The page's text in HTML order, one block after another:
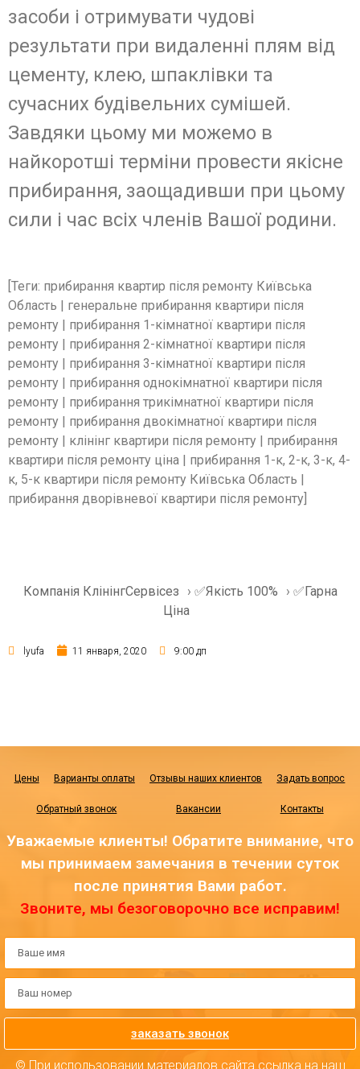
засоби і отримувати чудові
результати при видаленні плям від
цементу, клею, шпаклівки та
сучасних будівельних сумішей.
Завдяки цьому ми можемо в
найкоротші терміни провести якісне
прибирання, заощадивши при цьому
сили і час всіх членів Вашої родини.
[Теги: прибирання квартир після ремонту Київська
Область | генеральне прибирання квартири після
ремонту | прибирання 1-кімнатної квартири після
ремонту | прибирання 2-кімнатної квартири після
ремонту | прибирання 3-кімнатної квартири після
ремонту | прибирання однокімнатної квартири після
ремонту | прибирання трикімнатної квартири після
ремонту | прибирання двокімнатної квартири після
ремонту | клінінг квартири після ремонту | прибирання
квартири після ремонту ціна | прибирання 1-к, 2-к, 3-к, 4-
к, 5-к квартири після ремонту Київська Область |
прибирання дворівневої квартири після ремонту]
Компанія КлінінгСервісез › ✅Якість 100% › ✅Гарна
Ціна
lyufa 11 января, 2020 9:00 дп
Цены Варианты оплаты Отзывы наших клиентов Задать вопрос
Обратный звонок Вакансии Контакты
Уважаемые клиенты! Обратите внимание, что
мы принимаем замечания в течении суток
после принятия Вами работ.
Звоните, мы безоговорочно все исправим!
заказать звонок
© При использовании материалов сайта ссылка на наш